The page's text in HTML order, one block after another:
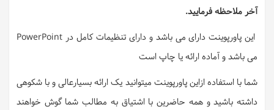
آخر ملاحظه فرمایید.
این پاورپوینت دارای می باشد و دارای تنظیمات کامل در PowerPoint
می باشد و آماده ارائه یا چاپ است
شما با استفاده ازاین پاورپوینت میتوانید یک ارائه بسیارعالی و با شکوهی
داشته باشید و همه حاضرین با اشتیاق به مطالب شما گوش خواهند